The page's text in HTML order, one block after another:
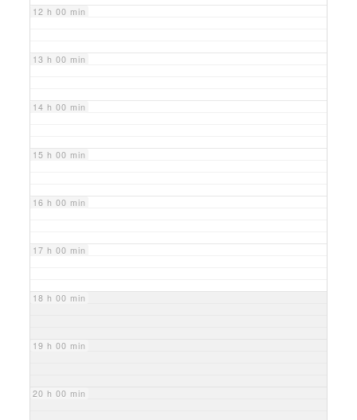
12 h 00 min
13 h 00 min
14 h 00 min
15 h 00 min
16 h 00 min
17 h 00 min
18 h 00 min
19 h 00 min
20 h 00 min